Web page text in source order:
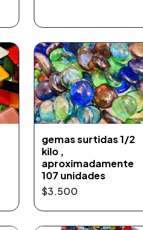
gemas surtidas 1/2
kilo ,
aproximadamente
107 unidades
$3.500